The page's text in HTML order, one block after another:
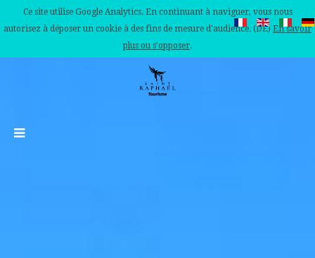
Ce site utilise Google Analytics. En continuant à naviguer, vous nous
autorisez à déposer un cookie à des fins de mesure d'audience. (DE) En savoir
plus ou s'opposer.